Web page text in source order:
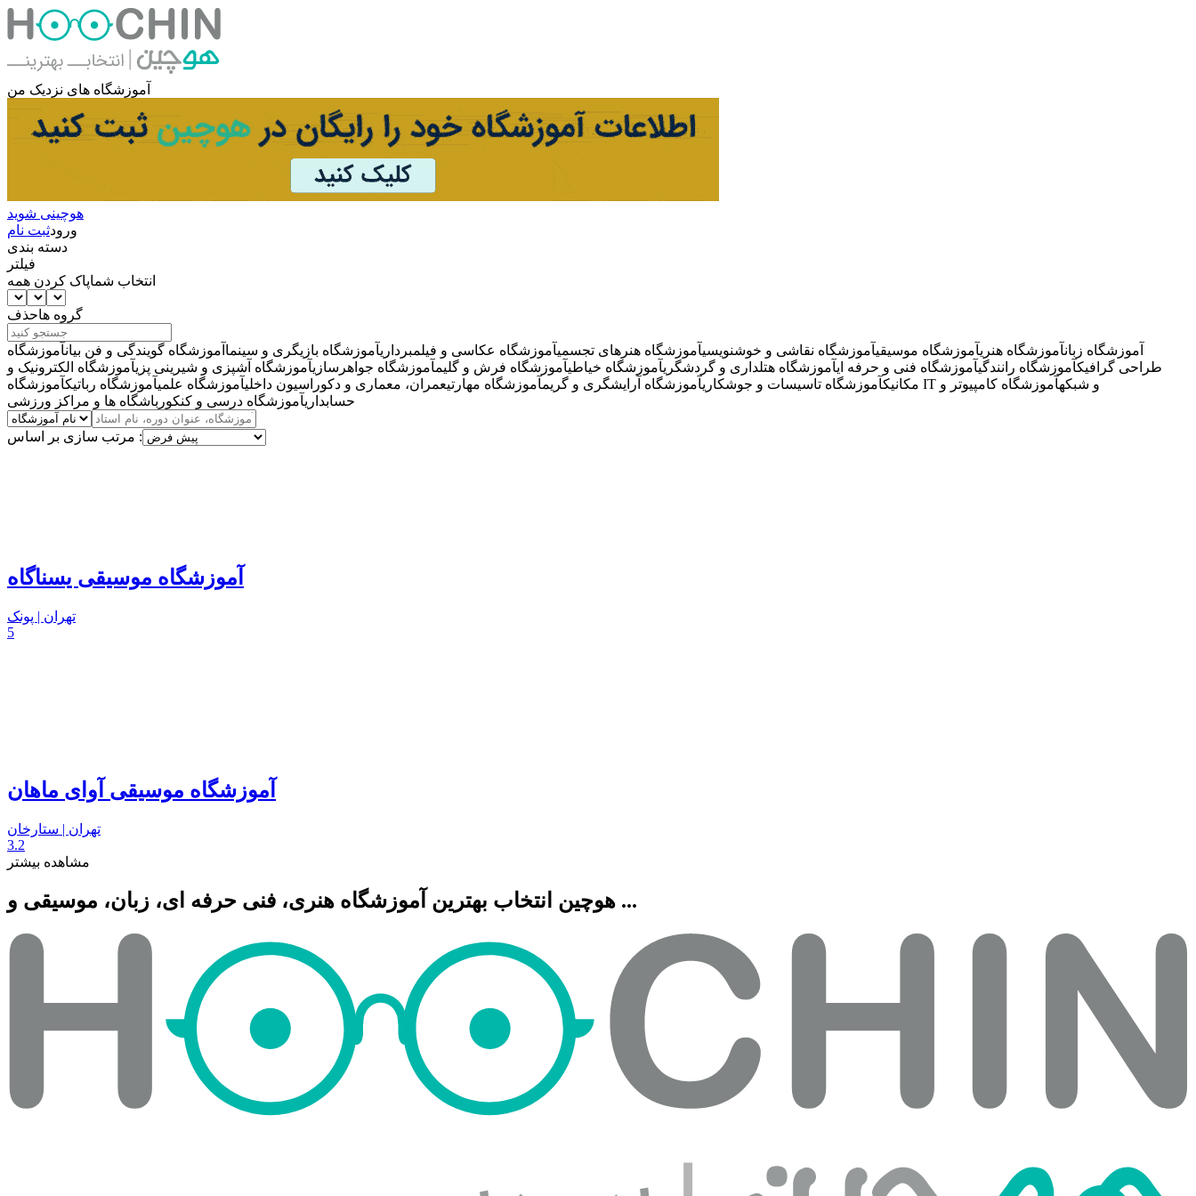
آموزشگاه های نزدیک من
هوچینی شوید
ورودثبت نام
دسته بندی
فیلتر
انتخاب شماپاک کردن همه
گروه هاحذف
آموزشگاه زبانآموزشگاه هنریآموزشگاه موسیقیآموزشگاه نقاشی و خوشنویسیآموزشگاه هنرهای تجسمیآموزشگاه عکاسی و فیلمبرداریآموزشگاه بازیگری و سینما آموزشگاه گویندگی و فن بیانآموزشگاه
طراحی گرافیکآموزشگاه رانندگیآموزشگاه فنی و حرفه ایآموزشگاه هتلداری و گردشگریآموزشگاه خیاطیآموزشگاه فرش و گلیمآموزشگاه جواهرسازیآموزشگاه آشپزی و شیرینی پزیآموزشگاه الکترونیک و
مکانیکآموزشگاه تاسیسات و جوشکاریآموزشگاه آرایشگری و گریمآموزشگاه مهارتیعمران، معماری و دکوراسیون داخلیآموزشگاه علمیآموزشگاه رباتیک آموزشگاه IT و شبکهآموزشگاه کامپیوتر و
حسابداریآموزشگاه درسی و کنکور باشگاه ها و مراکز ورزشی
مرتب سازی بر اساس :
آموزشگاه موسیقی یسناگاه
تهران | پونک
5
آموزشگاه موسیقی آوای ماهان
تهران | ستارخان
3.2
مشاهده بیشتر
هوچین انتخاب بهترین آموزشگاه هنری، فنی حرفه ای، زبان، موسیقی و ...